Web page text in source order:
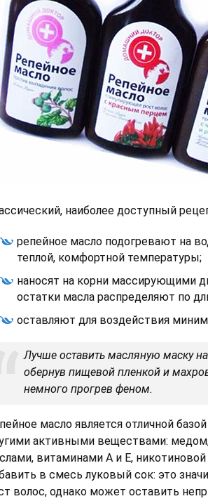
наиболее доступный
репейное масло подогревают на
теплой, комфортной температуры;
наносят на корни массирующими
остатки масла распределяют по
оставляют для воздействия
Лучше оставить масляную маску
обернув пищевой пленкой и
немного прогрев феном.
масло является отличной
активными веществами:
витаминами А и Е,
в смесь луковый сок: это
волос, однако может оставить